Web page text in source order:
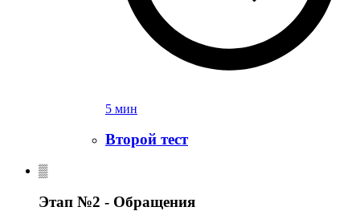
5 мин
Второй тест
Этап №2 - Обращения